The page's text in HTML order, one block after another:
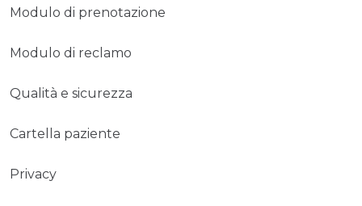
Modulo di prenotazione
Modulo di reclamo
Qualità e sicurezza
Cartella paziente
Privacy